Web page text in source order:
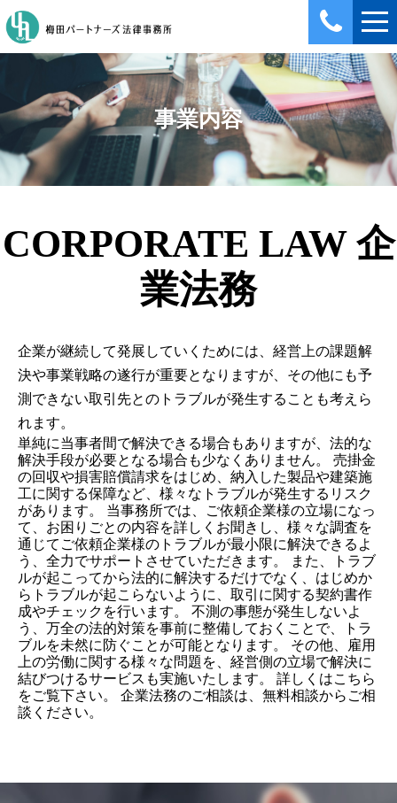
事業内容
CORPORATE LAW 企
業法務
企業が継続して発展していくためには、経営上の課題解
決や事業戦略の遂行が重要となりますが、 その他にも予
測できない取引先とのトラブルが発生することも考えら
れます。
単純に当事者間で解決できる場合もありますが、法的な
解決手段が必要となる場合も少なくありません。 売掛金
の回収や損害賠償請求をはじめ、納入した製品や建築施
工に関する保障など、 様々なトラブルが発生するリスク
があります。 当事務所では、ご依頼企業様の立場になっ
て、お困りごとの内容を詳しくお聞きし、 様々な調査を
通じてご依頼企業様のトラブルが最小限に解決できるよ
う、 全力でサポートさせていただきます。 また、トラブ
ルが起こってから法的に解決するだけでなく、はじめか
らトラブルが起こらないように、取引に関する契約書作
成やチェックを行います。 不測の事態が発生しないよ
う、万全の法的対策を事前に整備しておくことで、
トラ
ブルを未然に防ぐことが可能となります。 その他、雇用
上の労働に関する様々な問題を、経営側の立場で解決に
結びつけるサービスも実施いたします。 詳しくはこちら
をご覧下さい。 企業法務のご相談は、 無料相談からご相
談ください。